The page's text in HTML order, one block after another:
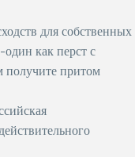
для собственных
один как перст с
притом